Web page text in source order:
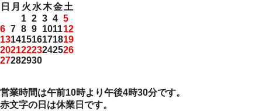
日 月 火 水木金土
1 2 3 4 5
6 7 8 9 101112
13141516171819
20212223242526
27282930
営業時間は午前10時より午後4時30分です。
赤文字の日は休業日です。